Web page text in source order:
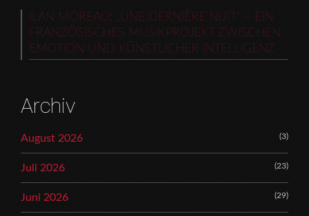
ILAN MOREAU: „UNE DERNIÈRE NUIT“ – EIN
FRANZÖSISCHES MUSIKPROJEKT ZWISCHEN
EMOTION UND KÜNSTLICHER INTELLIGENZ
Archiv
August 2026 (3)
Juli 2026 (23)
Juni 2026 (29)